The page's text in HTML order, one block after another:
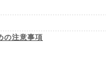
の注意事項